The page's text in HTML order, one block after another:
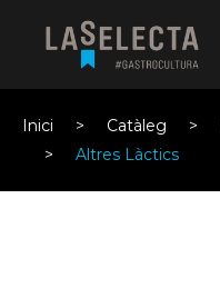
Inici Catàleg
Altres Làctics